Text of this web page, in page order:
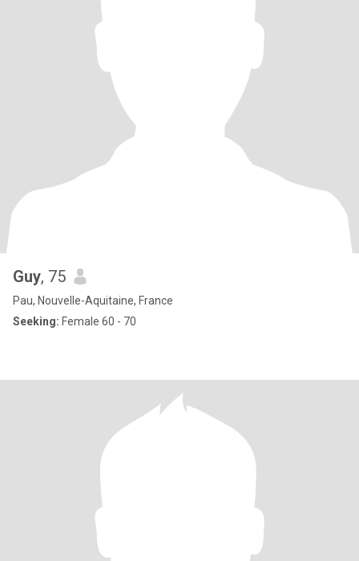
Guy, 75
Pau, Nouvelle-Aquitaine, France
Seeking: Female 60 - 70